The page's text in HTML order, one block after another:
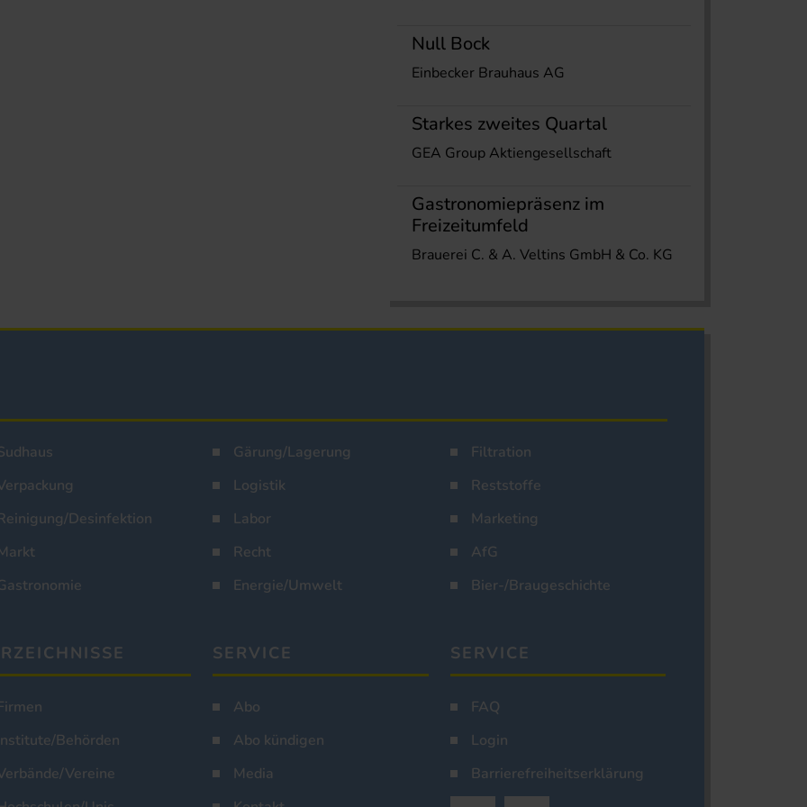
Null Bock
Einbecker Brauhaus AG
Starkes zweites Quartal
GEA Group Aktiengesellschaft
Gastronomiepräsenz im
Freizeitumfeld
Brauerei C. & A. Veltins GmbH & Co. KG
Gärung/Lagerung
Filtration
Logistik
Reststoffe
Desinfektion Labor
Marketing
Recht
AfG
Energie/Umwelt Bier-/Braugeschichte
Behörden
Vereine
SERVICE
Abo
Abo kündigen
Media
SERVICE
FAQ
Login
Barrierefreiheitserklärung